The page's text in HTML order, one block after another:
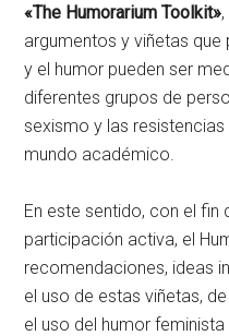
«The Humorarium Toolkit»
argumentos y viñetas
y el humor pueden ser
diferentes grupos de
sexismo y las
mundo académico.
En este sentido, con el
participación activa, el
recomendaciones, ideas
el uso de estas viñetas,
el uso del humor